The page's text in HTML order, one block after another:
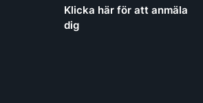
Klicka här för att anmäla
dig